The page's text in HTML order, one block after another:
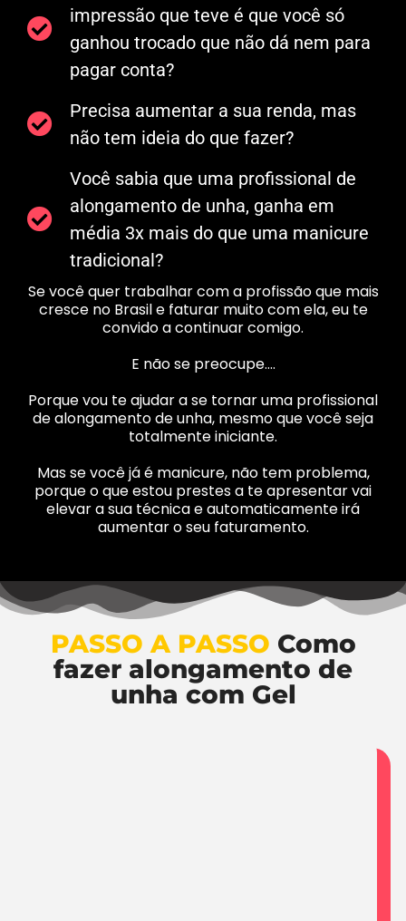
impressão que teve é que você só
ganhou trocado que não dá nem para
pagar conta?
Precisa aumentar a sua renda, mas
não tem ideia do que fazer?
Você sabia que uma profissional de
alongamento de unha, ganha em
média 3x mais do que uma manicure
tradicional?
Se você quer trabalhar com a profissão que mais
cresce no Brasil e faturar muito com ela, eu te
convido a continuar comigo.
E não se preocupe….
Porque vou te ajudar a se tornar uma profissional
de alongamento de unha, mesmo que você seja
totalmente iniciante.
Mas se você já é manicure, não tem problema,
porque o que estou prestes a te apresentar vai
elevar a sua técnica e automaticamente irá
aumentar o seu faturamento.
PASSO A PASSO Como
fazer alongamento de
unha com Gel